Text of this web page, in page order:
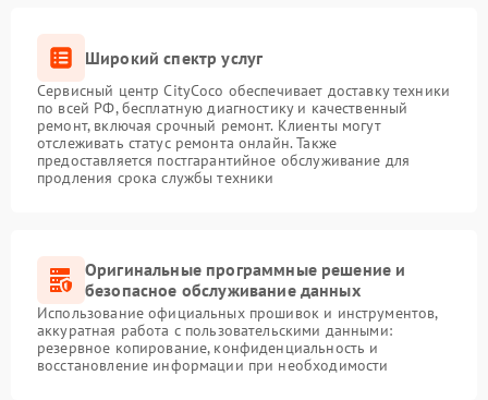
Широкий спектр услуг
Сервисный центр CityCoco обеспечивает доставку техники
по всей РФ, бесплатную диагностику и качественный
ремонт, включая срочный ремонт. Клиенты могут
отслеживать статус ремонта онлайн. Также
предоставляется постгарантийное обслуживание для
продления срока службы техники
Оригинальные программные решение и
безопасное обслуживание данных
Использование официальных прошивок и инструментов,
аккуратная работа с пользовательскими данными:
резервное копирование, конфиденциальность и
восстановление информации при необходимости